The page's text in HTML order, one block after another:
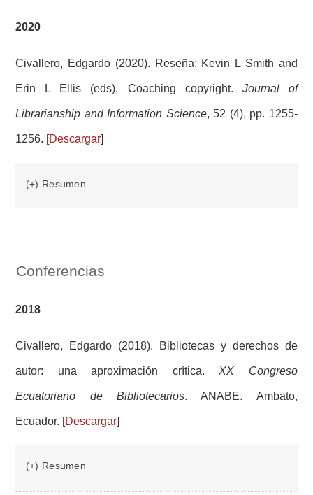
2020
Civallero, Edgardo (2020). Reseña: Kevin L Smith and
Erin L Ellis (eds), Coaching copyright. Journal of
Librarianship and Information Science, 52 (4), pp. 1255-
1256. [Descargar]
(+) Resumen
Conferencias
2018
Civallero, Edgardo (2018). Bibliotecas y derechos de
autor: una aproximación crítica.XX Congreso
Ecuatoriano de Bibliotecarios. ANABE. Ambato,
Ecuador. [Descargar]
(+) Resumen